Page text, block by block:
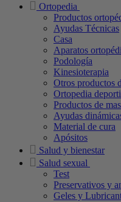
Ortopedia
Productos
Ayudas Técnicas
Casa
Aparatos
Podología
Kinesioterapia
Otros productos
Ortopedia
Productos de
Ayudas
Material de cura
Apósitos
Salud y bienestar
Salud sexual
Test
Preservativos y
Geles y